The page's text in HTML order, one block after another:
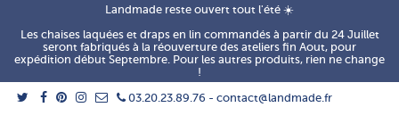
Landmade reste ouvert tout l'été ☀️
Les chaises laquées et draps en lin commandés à partir du 24 Juillet
seront fabriqués à la réouverture des ateliers fin Aout, pour
expédition début Septembre. Pour les autres produits, rien ne change
!
03.20.23.89.76 - contact@landmade.fr